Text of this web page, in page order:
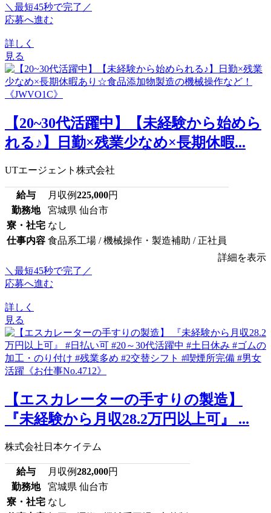
＼最短45秒で完了／
応募へ進む
詳しく
見る
【20~30代活躍中】【未経験から始めら
れる♪】日勤×残業少なめ×長期休暇...
UTエージェント株式会社
給与 月収例225,000円
勤務地
宮城県 仙台市
寮・社宅 なし
仕事内容 食品系工場 / 機械操作・製造補助 / 正社員
詳細を表示
＼最短45秒で完了／
応募へ進む
詳しく
見る
【エスカレーターの手すりの製造】
『未経験から月収28.2万円以上可』 ...
株式会社日本ケイテム
給与 月収例282,000円
勤務地
宮城県 仙台市
寮・社宅 なし